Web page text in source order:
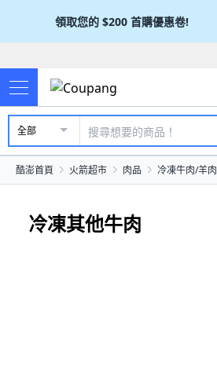
領取您的 $200 首購優惠卷!
全部
酷澎首頁 火箭超市 肉品 冷凍牛肉/羊肉
冷凍其他牛肉